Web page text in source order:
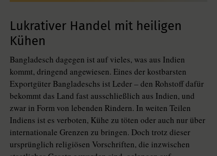
Lukrativer Handel mit heiligen
Kühen
Bangladesch dagegen ist auf vieles, was aus Indien
kommt, dringend angewiesen. Eines der kostbarsten
Exportgüter Bangladeschs ist Leder – den Rohstoff dafür
bekommt das Land fast ausschließlich aus Indien, und
zwar in Form von lebenden Rindern. In weiten Teilen
Indiens ist es verboten, Kühe zu töten oder auch nur über
internationale Grenzen zu bringen. Doch trotz dieser
ursprünglich religiösen Vorschriften, die inzwischen